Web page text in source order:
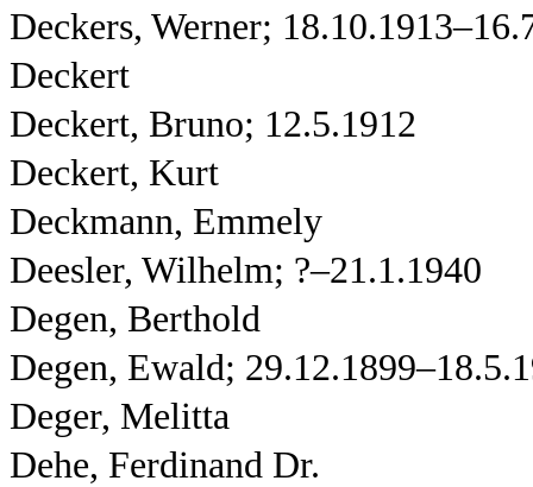
Deckers, Werner;
Deckert
Deckert, Bruno; 12.5.1912
Deckert, Kurt
Deckmann, Emmely
Deesler, Wilhelm; ?–21.1.1940
Degen, Berthold
Degen, Ewald;
Deger, Melitta
Dehe, Ferdinand Dr.